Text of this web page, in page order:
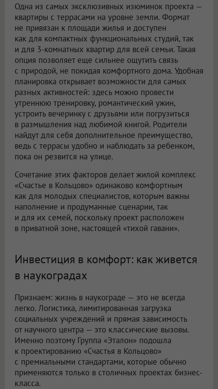
Одна из самых эксклюзивных изюминок проекта —
квартиры с террасами на уровне земли. Формат
не привязан к площади жилья и доступен
как для компактных функциональных студий, так
и для 3-комнатных квартир для всей семьи. Такая
опция позволяет еще сильнее ощутить связь
с природой, не покидая комфортного дома. Удобная
планировка открывает возможности для самых
разных активностей: здесь можно провести
утреннюю тренировку, романтический ужин,
устроить вечеринку с друзьями или погрузиться
в размышления над любимой книгой. Родители
найдут для себя дополнительное преимущество,
ведь с террасы удобно и наблюдать за ребенком,
пока он резвится на улице.
Сочетание этих факторов делает жилой комплекс
«Счастье в Кольцово» одинаково комфортным
как для молодых специалистов, которым важны
наполнение и продуманные сценарии, так
и для их семей, поскольку проект расположен
в приватной зоне, настоящей «тихой гавани».
Инвестиция в комфорт: как живется
в наукоградах
Признаем: жизнь в наукограде — это не всегда
легко. Логистика, лимитированная загрузка
социальных учреждений и прямая зависимость
от научного центра — это классические вызовы.
Именно поэтому Группа «Эталон» подошла
к проектированию «Счастья в Кольцово»
с премиальными стандартами, которые обычно
применяются только в столичных проектах бизнес-
класса.